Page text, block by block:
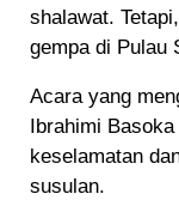
shalawat.
gempa di Pulau
Acara yang
Ibrahimi
keselamatan
susulan.